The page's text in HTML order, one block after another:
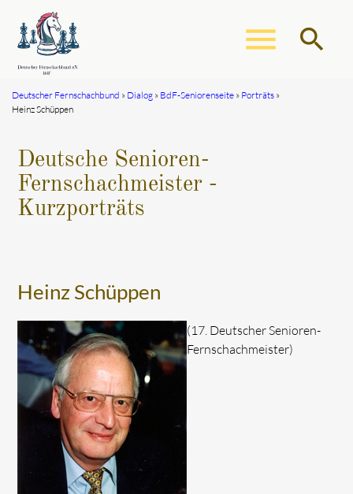
menu search
Deutscher Fernschachbund Dialog BdF-Seniorenseite
Porträts
Heinz Schüppen
Deutsche Senioren-
Fernschachmeister -
Kurzporträts
Heinz Schüppen
(17. Deutscher Senioren-
Fernschachmeister)